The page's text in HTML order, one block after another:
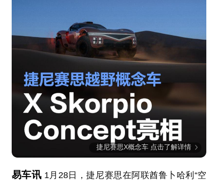
捷尼赛思X概念车 点击了解详情
易车讯 1月28日，捷尼赛思在阿联酋鲁卜哈利“空